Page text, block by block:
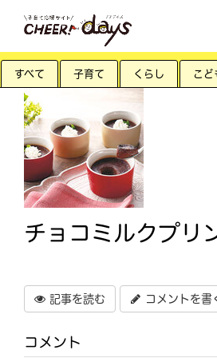
すべて 子育て くらし こど
チョコミルクプリ
記事を読む コメントを書
コメント